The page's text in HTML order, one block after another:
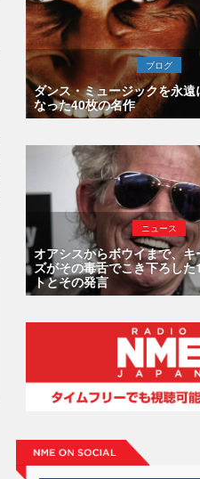
ブログ
ダンス・ミュージックを永
なった40枚の名作
ニュース
オアシスからボウイまで、
ズがその毒舌でこき下ろし
トとその発言